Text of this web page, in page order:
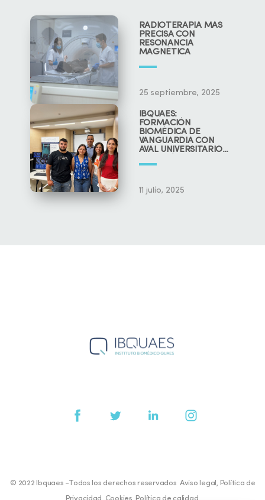
RADIOTERAPIA MÁS
PRECISA CON
RESONANCIA
MAGNÉTICA
25 septiembre, 2025
IBQUAES:
FORMACIÓN
BIOMÉDICA DE
VANGUARDIA CON
AVAL UNIVERSITARIO
11 julio, 2025
© 2022 Ibquaes -Todos los derechos reservados Aviso legal
Política de
Privacidad
Cookies Política de calidad